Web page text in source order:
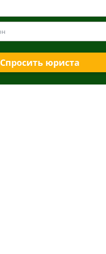
Спросить юриста